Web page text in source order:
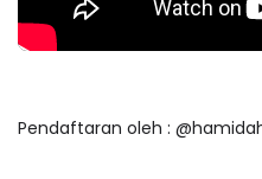
Pendaftaran oleh :